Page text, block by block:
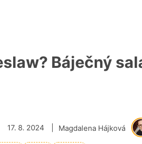
Báječný
Magdalena Hájková
17. 8. 2024